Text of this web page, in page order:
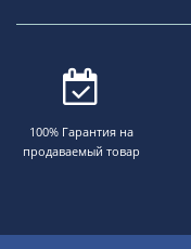
100% Гарантия на
продаваемый товар